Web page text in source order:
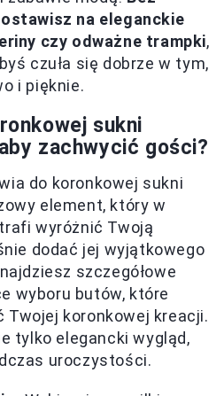
na eleganckie
czy odważne trampki,
czuła się dobrze w tym,
i pięknie.
sukni
zachwycić gości?
do koronkowej sukni
element, który w
wyróżnić Twoją
dodać jej wyjątkowego
szczegółowe
wyboru butów, które
Twojej koronkowej kreacji.
tylko elegancki wygląd,
uroczystości.